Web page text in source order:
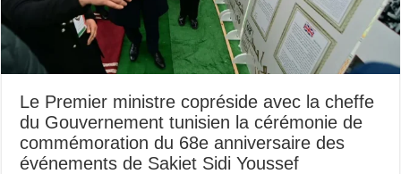
Le Premier ministre copréside avec la cheffe
du Gouvernement tunisien la cérémonie de
commémoration du 68e anniversaire des
événements de Sakiet Sidi Youssef